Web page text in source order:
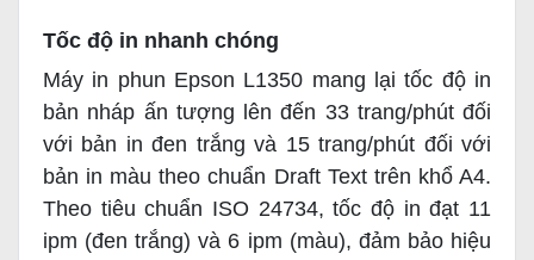
Tốc độ in nhanh chóng
Máy in phun Epson L1350 mang lại tốc độ in
bản nháp ấn tượng lên đến 33 trang/phút đối
với bản in đen trắng và 15 trang/phút đối với
bản in màu theo chuẩn Draft Text trên khổ A4.
Theo tiêu chuẩn ISO 24734, tốc độ in đạt 11
ipm (đen trắng) và 6 ipm (màu), đảm bảo hiệu